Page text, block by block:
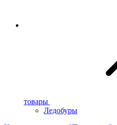
товары
Ледобуры